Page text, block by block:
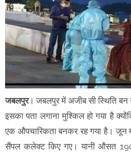
जबलपुर। जबलपुर में अजीब सी स्थिति बन
इसका पता लगाना मुश्किल हो गया है
एक औपचारिकता बनकर रह गया है। जून
सैंपल कलेक्ट किए गए। यानी औसत